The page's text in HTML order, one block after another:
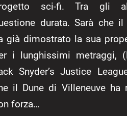
sci-fi. Tra gli
durata. Sarà che il
già dimostrato la sua
i lunghissimi metraggi,
Snyder’s Justice
il Dune di Villeneuve ha
forza…